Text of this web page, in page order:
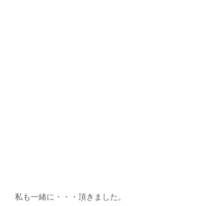
私も一緒に・・・頂きました。